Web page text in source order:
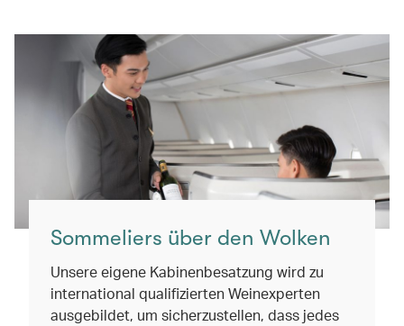
Sommeliers über den Wolken
Unsere eigene Kabinenbesatzung wird zu
international qualifizierten Weinexperten
ausgebildet, um sicherzustellen, dass jedes